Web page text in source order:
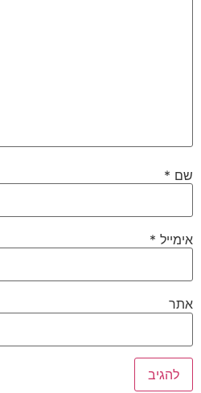
שם *
אימייל *
אתר